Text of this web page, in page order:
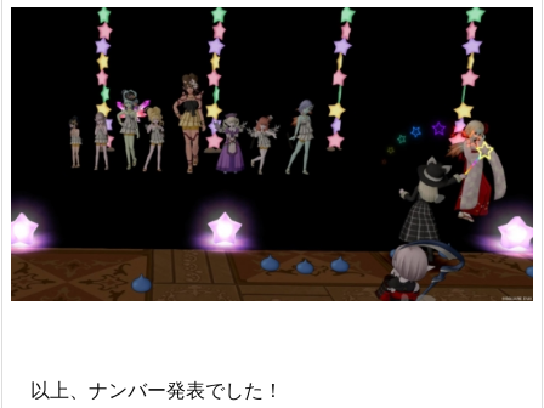
以上、ナンバー発表でした！